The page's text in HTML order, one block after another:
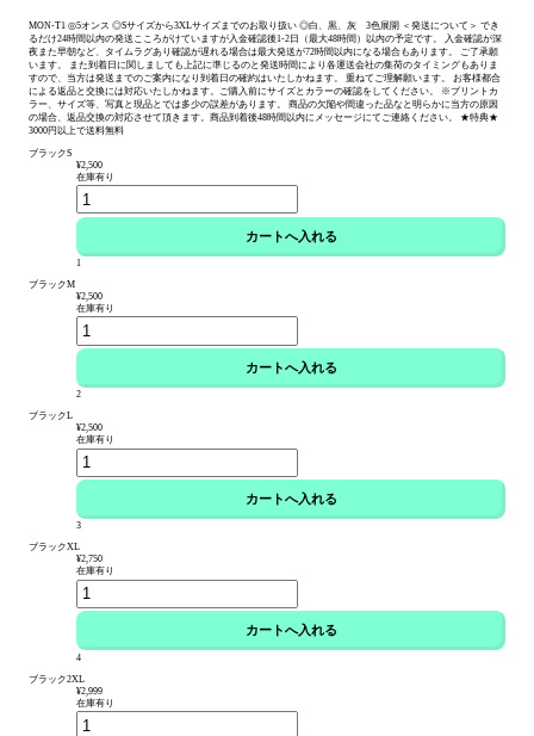
MON-T1 ◎5オンス ◎Sサイズから3XLサイズまでのお取り扱い ◎白、黒、灰 3色展開 ＜発送について＞ でき
るだけ24時間以内の発送こころがけていますが入金確認後1-2日（最大48時間）以内の予定です。 入金確認が深
夜また早朝など、タイムラグあり確認が遅れる場合は最大発送が72時間以内になる場合もあります。 ご了承願
います。 また到着日に関しましても上記に準じるのと発送時間により各運送会社の集荷のタイミングもありま
すので、当方は発送までのご案内になり到着日の確約はいたしかねます。 重ねてご理解願います。 お客様都合
による返品と交換には対応いたしかねます。ご購入前にサイズとカラーの確認をしてください。 ※プリントカ
ラー、サイズ等、写真と現品とでは多少の誤差があります。 商品の欠陥や間違った品なと明らかに当方の原因
の場合、返品交換の対応させて頂きます。商品到着後48時間以内にメッセージにてご連絡ください。 ★特典★
3000円以上で送料無料
ブラックS
¥2,500
在庫有り
1
ブラックM
¥2,500
在庫有り
2
ブラックL
¥2,500
在庫有り
3
ブラックXL
¥2,750
在庫有り
4
ブラック2XL
¥2,999
在庫有り